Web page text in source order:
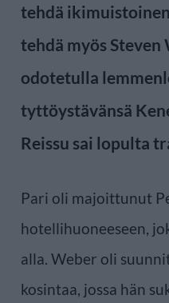
tehdä
tehdä myös
odotetulla
tyttöystävänsä
Reissu sai lopulta
Pari oli majoittunut
hotellihuoneeseen,
alla. Weber oli
kosintaa, jossa hän